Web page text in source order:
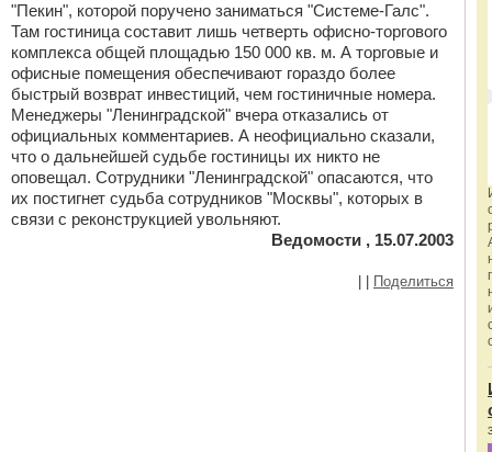
"Пекин", которой поручено заниматься "Системе-Галс".
Там гостиница составит лишь четверть офисно-торгового
комплекса общей площадью 150 000 кв. м. А торговые и
офисные помещения обеспечивают гораздо более
быстрый возврат инвестиций, чем гостиничные номера.
Менеджеры "Ленинградской" вчера отказались от
официальных комментариев. А неофициально сказали,
что о дальнейшей судьбе гостиницы их никто не
оповещал. Сотрудники "Ленинградской" опасаются, что
их постигнет судьба сотрудников "Москвы", которых в
связи с реконструкцией увольняют.
Ведомости , 15.07.2003
Поделиться